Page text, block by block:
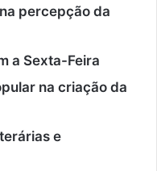
percepção da
a Sexta-Feira
na criação da
e